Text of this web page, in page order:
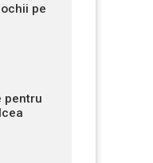
pe
pentru